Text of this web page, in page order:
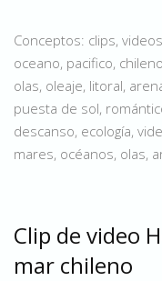
Conceptos: clips,
oceano, pacifico,
olas, oleaje, litoral,
puesta de sol,
descanso, ecología,
mares, océanos, olas,
Clip de video
mar chileno